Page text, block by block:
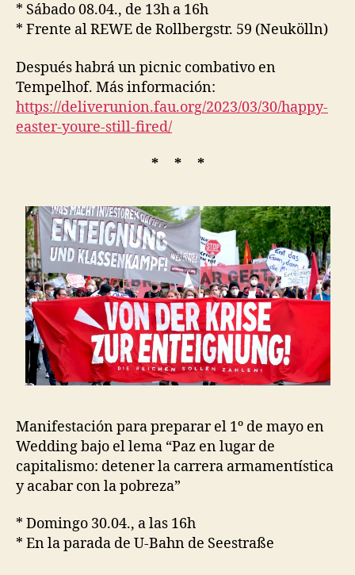
* Sábado 08.04., de 13h a 16h
* Frente al REWE de Rollbergstr. 59 (Neukölln)
Después habrá un picnic combativo en
Tempelhof. Más información:
https://deliverunion.fau.org/2023/03/30/happy-
easter-youre-still-fired/
* * *
Manifestación para preparar el 1º de mayo en
Wedding bajo el lema “Paz en lugar de
capitalismo: detener la carrera armamentística
y acabar con la pobreza”
* Domingo 30.04., a las 16h
* En la parada de U-Bahn de Seestraße